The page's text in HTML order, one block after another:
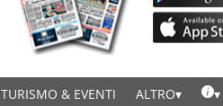
TURISMO & EVENTI ALTRO